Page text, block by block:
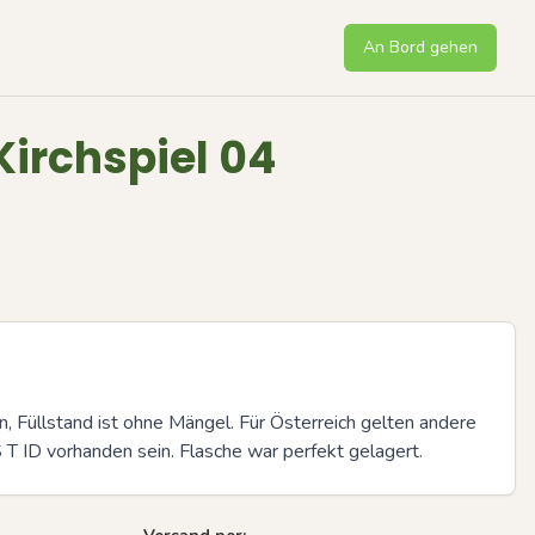
An Bord gehen
04
Füllstand ist ohne Mängel. Für Österreich gelten andere
ID vorhanden sein. Flasche war perfekt gelagert.